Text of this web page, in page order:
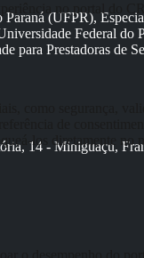
(UFPR),
Federal
para Prestadoras de
14 - Miniguaçu,
no portal do
como segurança,
de
los diretamente